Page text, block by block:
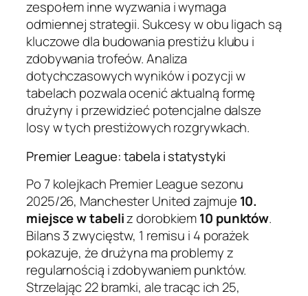
zespołem inne wyzwania i wymaga
odmiennej strategii. Sukcesy w obu ligach są
kluczowe dla budowania prestiżu klubu i
zdobywania trofeów. Analiza
dotychczasowych wyników i pozycji w
tabelach pozwala ocenić aktualną formę
drużyny i przewidzieć potencjalne dalsze
losy w tych prestiżowych rozgrywkach.
Premier League: tabela i statystyki
Po 7 kolejkach Premier League sezonu
2025/26, Manchester United zajmuje 10.
miejsce w tabeliz dorobkiem10 punktów.
Bilans 3 zwycięstw, 1 remisu i 4 porażek
pokazuje, że drużyna ma problemy z
regularnością i zdobywaniem punktów.
Strzelając 22 bramki, ale tracąc ich 25,